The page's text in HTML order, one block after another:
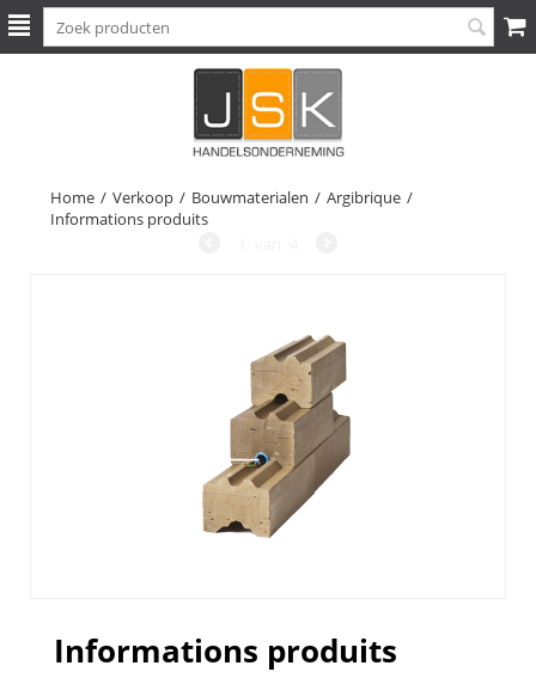
Home / Verkoop / Bouwmaterialen / Argibrique /
Informations produits
Informations produits